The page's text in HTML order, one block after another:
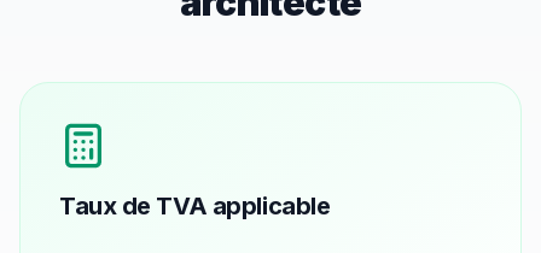
Taux de TVA applicable